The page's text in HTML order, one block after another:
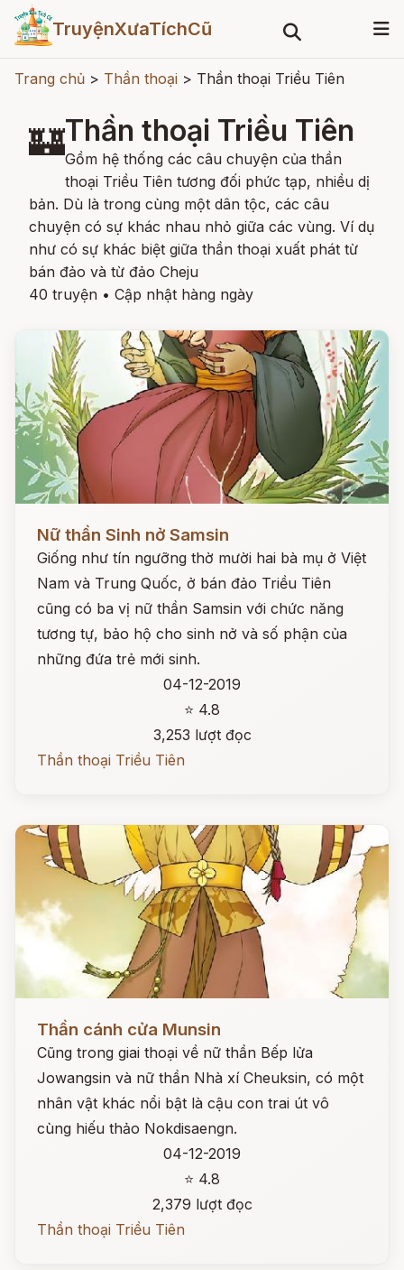
TruyệnXưaTíchCũ
Trang chủ > Thần thoại > Thần thoại Triều Tiên
🏰Thần thoại Triều Tiên
Gồm hệ thống các câu chuyện của thần
thoại Triều Tiên tương đối phức tạp, nhiều dị
bản. Dù là trong cùng một dân tộc, các câu
chuyện có sự khác nhau nhỏ giữa các vùng. Ví dụ
như có sự khác biệt giữa thần thoại xuất phát từ
bán đảo và từ đảo Cheju
40 truyện • Cập nhật hàng ngày
Nữ thần Sinh nở Samsin
Giống như tín ngưỡng thờ mười hai bà mụ ở Việt
Nam và Trung Quốc, ở bán đảo Triều Tiên
cũng có ba vị nữ thần Samsin với chức năng
tương tự, bảo hộ cho sinh nở và số phận của
những đứa trẻ mới sinh.
04-12-2019
⭐ 4.8
3,253 lượt đọc
Thần thoại Triều Tiên
Đọc ngay
Thần cánh cửa Munsin
Cũng trong giai thoại về nữ thần Bếp lửa
Jowangsin và nữ thần Nhà xí Cheuksin, có một
nhân vật khác nổi bật là cậu con trai út vô
cùng hiếu thảo Nokdisaengn.
04-12-2019
⭐ 4.8
2,379 lượt đọc
Thần thoại Triều Tiên